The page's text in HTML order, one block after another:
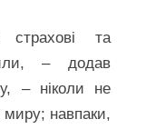
страхові та
– додав
– ніколи не
миру; навпаки,